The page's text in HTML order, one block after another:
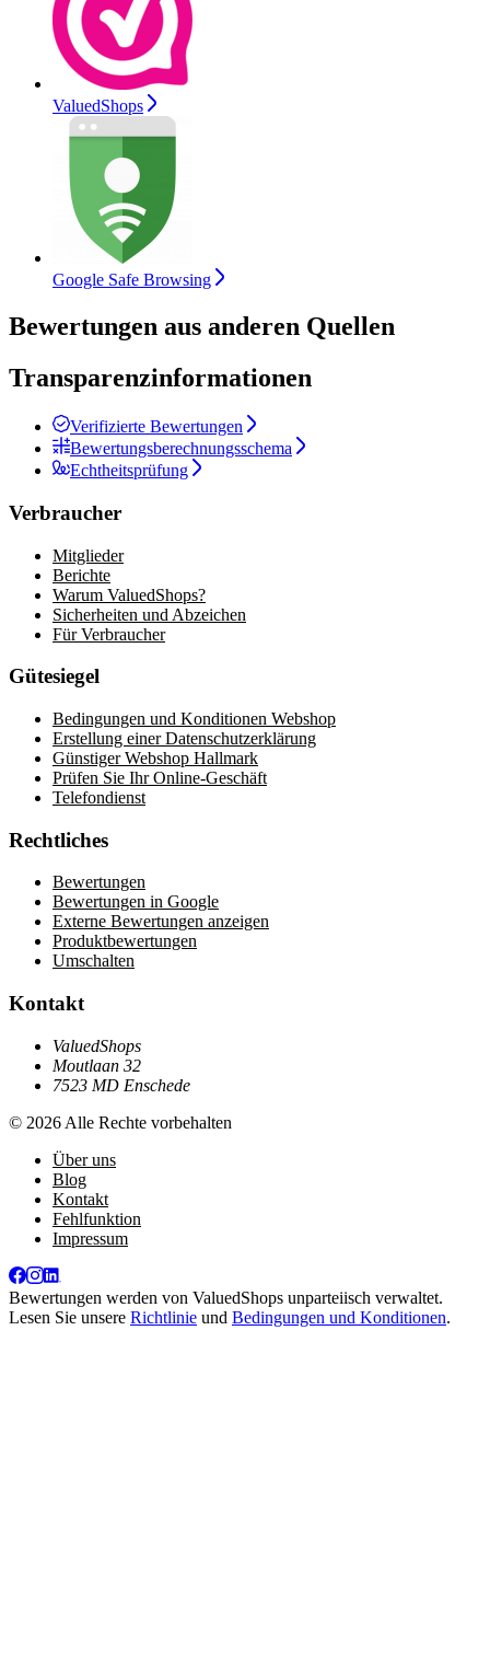
ValuedShops
Google Safe Browsing
Bewertungen aus anderen Quellen
Transparenzinformationen
Verifizierte Bewertungen
Bewertungsberechnungsschema
Echtheitsprüfung
Verbraucher
Mitglieder
Berichte
Warum ValuedShops?
Sicherheiten und Abzeichen
Für Verbraucher
Gütesiegel
Bedingungen und Konditionen Webshop
Erstellung einer Datenschutzerklärung
Günstiger Webshop Hallmark
Prüfen Sie Ihr Online-Geschäft
Telefondienst
Rechtliches
Bewertungen
Bewertungen in Google
Externe Bewertungen anzeigen
Produktbewertungen
Umschalten
Kontakt
ValuedShops
Moutlaan 32
7523 MD Enschede
© 2026 Alle Rechte vorbehalten
Über uns
Blog
Kontakt
Fehlfunktion
Impressum
Bewertungen werden von ValuedShops unparteiisch verwaltet.
Lesen Sie unsere Richtlinie und Bedingungen und Konditionen.